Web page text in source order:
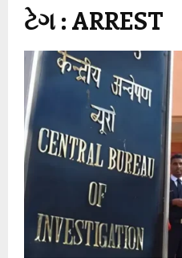
ટેગ : ARREST